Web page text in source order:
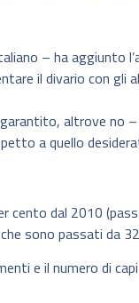
– ha aggiunto
il divario con gli
garantito, altrove no
a quello
cento dal 2010
sono passati da
e il numero di